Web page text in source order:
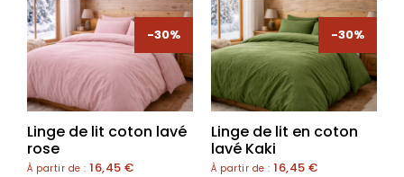
-30%
Linge de lit coton lavé
rose
À partir de : 16,45 €
-30%
Linge de lit en coton
lavé Kaki
À partir de : 16,45 €